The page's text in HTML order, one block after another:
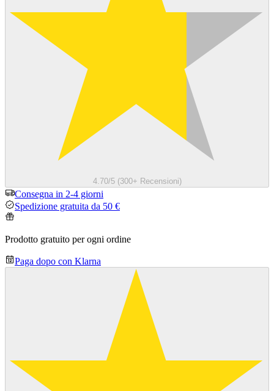
4.70/5 (300+ Recensioni)
Consegna in 2-4 giorni
Spedizione gratuita da 50 €
Prodotto gratuito per ogni ordine
Paga dopo con Klarna